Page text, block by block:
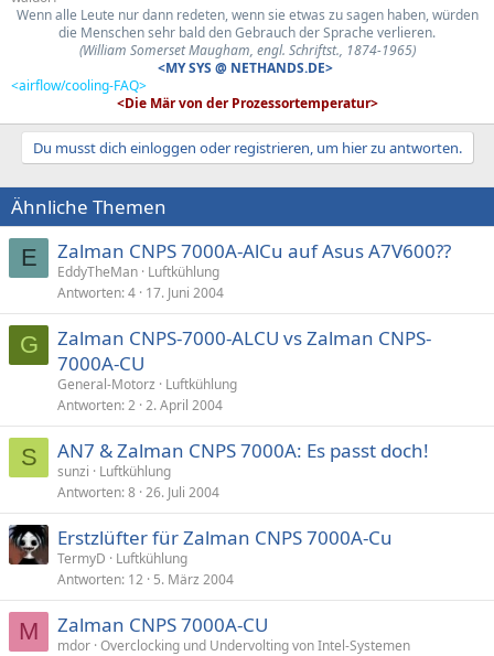
Wenn alle Leute nur dann redeten, wenn sie etwas zu sagen haben, würden
die Menschen sehr bald den Gebrauch der Sprache verlieren.
(William Somerset Maugham, engl. Schriftst., 1874-1965)
<MY SYS @ NETHANDS.DE>
<airflow/cooling-FAQ>
<Die Mär von der Prozessortemperatur>
Du musst dich einloggen oder registrieren, um hier zu antworten.
Ähnliche Themen
E Zalman CNPS 7000A-AlCu auf Asus A7V600??
EddyTheMan Luftkühlung
Antworten 4 17. Juni 2004
G
Zalman CNPS-7000-ALCU vs Zalman CNPS-
7000A-CU
General-Motorz
Luftkühlung
Antworten 2 2. April 2004
S AN7 & Zalman CNPS 7000A: Es passt doch!
sunzi
Luftkühlung
Antworten 8 26. Juli 2004
Erstzlüfter für Zalman CNPS 7000A-Cu
TermyD
Luftkühlung
Antworten 12 5. März 2004
M Zalman CNPS 7000A-CU
mdor Overclocking und Undervolting von Intel-Systemen